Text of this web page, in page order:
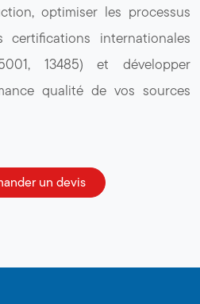
optimiser les processus
certifications internationales
13485) et développer
qualité de vos sources
un devis